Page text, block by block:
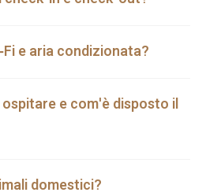
e aria condizionata?
e com'è disposto il
domestici?